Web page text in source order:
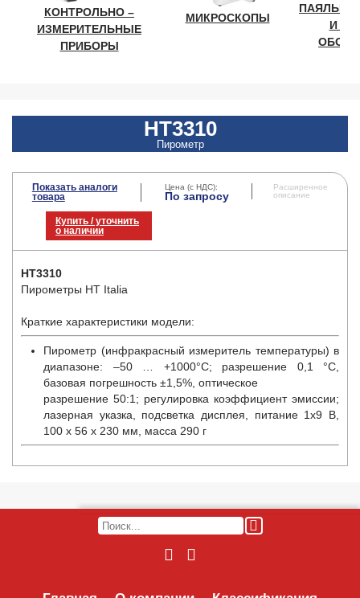
КОНТРОЛЬНО –
ИЗМЕРИТЕЛЬНЫЕ
ПРИБОРЫ
МИКРОСКОПЫ
И
HT3310
Пирометр
Показать аналоги
товара
Цена (с НДС):
По запросу
Расширенное
описание
Купить / уточнить
о наличии
HT3310
Пирометры HT Italia
Краткие характеристики модели:
Пирометр (инфракрасный измеритель температуры) в
диапазоне: –50 … +1000°C; разрешение 0,1 °C,
базовая погрешность ±1,5%, оптическое
разрешение 50:1; регулировка коэффициент эмиссии;
лазерная указка, подсветка дисплея, питание 1х9 В,
100 x 56 x 230 мм, масса 290 г